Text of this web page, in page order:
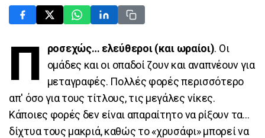
Π ροσεχώς… ελεύθεροι (και ωραίοι). Οι
ομάδες και οι οπαδοί ζουν και αναπνέουν για
μεταγραφές. Πολλές φορές περισσότερο
απ' όσο για τους τίτλους, τις μεγάλες νίκες.
Κάποιες φορές δεν είναι απαραίτητο να ρίξουν τα…
δίχτυα τους μακριά, καθώς το «χρυσάφι» μπορεί να